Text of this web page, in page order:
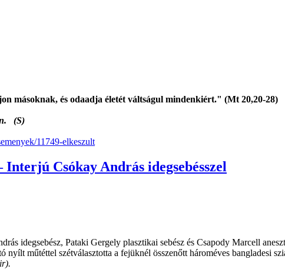
másoknak, és odaadja életét váltságul mindenkiért." (Mt 20,20-28)
(S)
11749-elkeszult
Interjú Csókay András idegsebésszel
idegsebész, Pataki Gergely plasztikai sebész és Csapody Marcell
műtéttel szétválasztotta a fejüknél összenőtt hároméves bangladesi